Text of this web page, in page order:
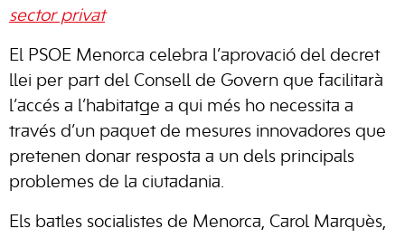
sector privat
El PSOE Menorca celebra l’aprovació del decret
llei per part del Consell de Govern que facilitarà
l’accés a l’habitatge a qui més ho necessita a
través d’un paquet de mesures innovadores que
pretenen donar resposta a un dels principals
problemes de la ciutadania.
Els batles socialistes de Menorca, Carol Marquès,